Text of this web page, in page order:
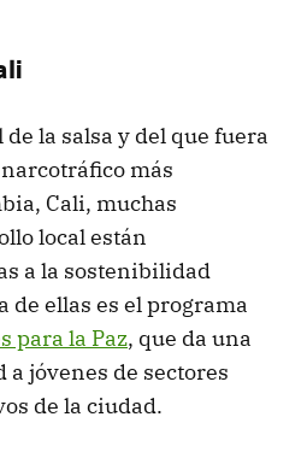
la salsa y del que fuera
más
Cali, muchas
local están
a la sostenibilidad
ellas es el programa
para la Paz, que da una
jóvenes de sectores
de la ciudad.